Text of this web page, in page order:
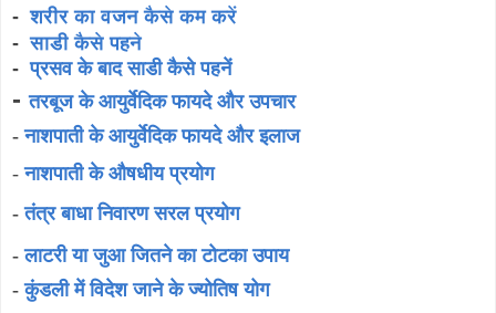
-शरीर का वजन कैसे कम करें
-साडी कैसे पहने
-प्रसव के बाद साडी कैसे पहनें
-तरबूज के आयुर्वेदिक फायदे और उपचार
-नाशपाती के आयुर्वेदिक फायदे और इलाज
-नाशपाती के औषधीय प्रयोग
-तंत्र बाधा निवारण सरल प्रयोग
-लाटरी या जुआ जितने का टोटका उपाय
-कुंडली में विदेश जाने के ज्योतिष योग